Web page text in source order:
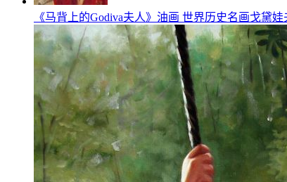
《马背上的Godiva夫人》油画 世界历史名画戈黛